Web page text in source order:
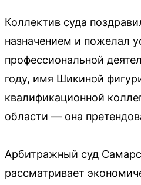
Коллектив суда
назначением и пожелал
профессиональной
году, имя Шикиной
квалификационной
области — она
Арбитражный суд
рассматривает